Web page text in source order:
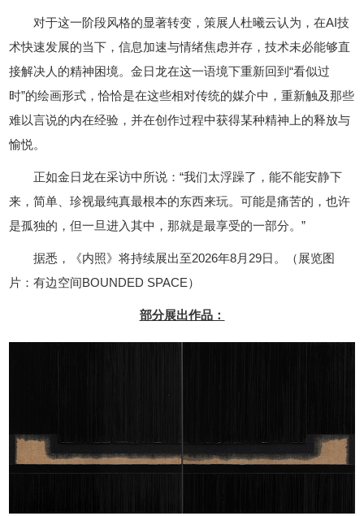
对于这一阶段风格的显著转变，策展人杜曦云认为，在AI技
术快速发展的当下，信息加速与情绪焦虑并存，技术未必能够直
接解决人的精神困境。金日龙在这一语境下重新回到“看似过
时”的绘画形式，恰恰是在这些相对传统的媒介中，重新触及那些
难以言说的内在经验，并在创作过程中获得某种精神上的释放与
愉悦。
正如金日龙在采访中所说：“我们太浮躁了，能不能安静下
来，简单、珍视最纯真最根本的东西来玩。可能是痛苦的，也许
是孤独的，但一旦进入其中，那就是最享受的一部分。”
据悉，《内照》将持续展出至2026年8月29日。
（展览图
片：有边空间BOUNDED SPACE）
部分展出作品：